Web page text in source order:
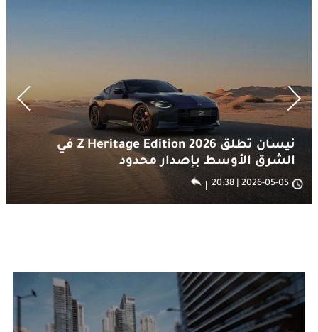
نيسان تطلق Z Heritage Edition 2026 في
الشرق الأوسط بإصدار محدود
2026-05-05 | 20:38